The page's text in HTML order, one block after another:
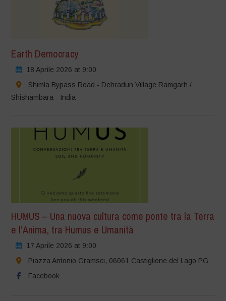
Earth Democracy
18 Aprile 2026 at 9:00
Shimla Bypass Road - Dehradun Village Ramgarh /
Shishambara - India
HUMUS – Una nuova cultura come ponte tra la Terra
e l’Anima, tra Humus e Umanità
17 Aprile 2026 at 9:00
Piazza Antonio Gramsci, 06061 Castiglione del Lago PG
Facebook